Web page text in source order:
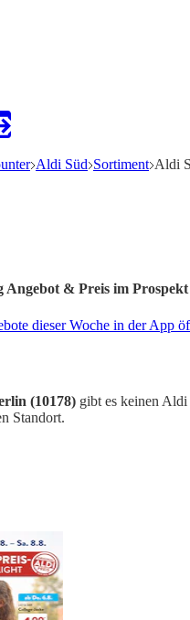
Aldi Süd Sortiment Aldi
Angebot & Preis im Prospekt
dieser Woche in der App
(10178) gibt es keinen
Standort.